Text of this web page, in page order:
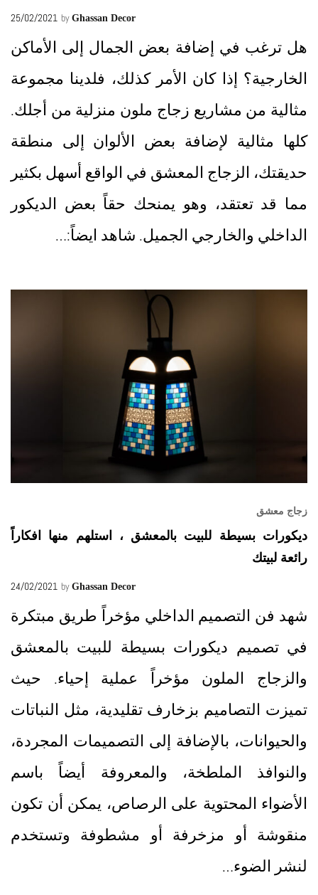
25/02/2021 by Ghassan Decor
هل ترغب في إضافة بعض الجمال إلى الأماكن
الخارجية؟ إذا كان الأمر كذلك، فلدينا مجموعة
مثالية من مشاريع زجاج ملون منزلية من أجلك.
كلها مثالية لإضافة بعض الألوان إلى منطقة
حديقتك، الزجاج المعشق في الواقع أسهل بكثير
مما قد تعتقد، وهو يمنحك حقاً بعض الديكور
الداخلي والخارجي الجميل. شاهد ايضاً:…
زجاج معشق
ديكورات بسيطة للبيت بالمعشق ، استلهم منها افكاراً
رائعة لبيتك
24/02/2021 by Ghassan Decor
شهد فن التصميم الداخلي مؤخراً طريق مبتكرة
في تصميم ديكورات بسيطة للبيت بالمعشق
والزجاج الملون مؤخراً عملية إحياء. حيث
تميزت التصاميم بزخارف تقليدية، مثل النباتات
والحيوانات، بالإضافة إلى التصميمات المجردة،
والنوافذ الملطخة، والمعروفة أيضاً باسم
الأضواء المحتوية على الرصاص، يمكن أن تكون
منقوشة أو مزخرفة أو مشطوفة وتستخدم
لنشر الضوء…